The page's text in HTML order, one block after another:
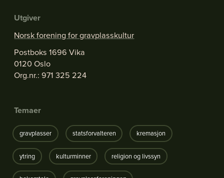
Utgiver
Norsk forening for gravplasskultur
Postboks 1696 Vika
0120 Oslo
Org.nr.: 971 325 224
Temaer
gravplasser statsforvalteren kremasjon
ytring kulturminner religion og livssyn